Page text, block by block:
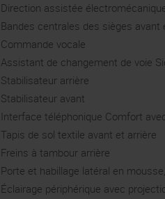
Direction assistée
Bandes centrales des sièges
Commande vocale
Assistant de changement de voie
Stabilisateur arrière
Stabilisateur avant
Interface téléphonique Comfort
Tapis de sol textile avant et arrière
Freins à tambour arrière
Porte et habillage latéral en
Éclairage périphérique avec